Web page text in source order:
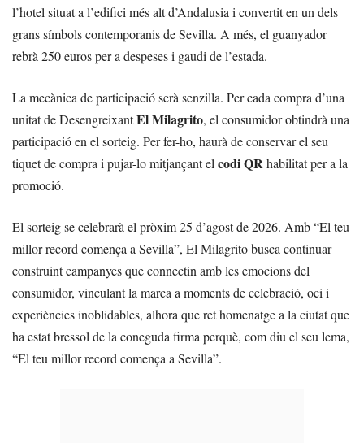
l’hotel situat a l’edifici més alt d’Andalusia i convertit en un dels
grans símbols contemporanis de Sevilla. A més, el guanyador
rebrà 250 euros per a despeses i gaudi de l’estada.
La mecànica de participació serà senzilla. Per cada compra d’una
unitat de DesengreixantEl Milagrito, el consumidor obtindrà una
participació en el sorteig. Per fer-ho, haurà de conservar el seu
tiquet de compra i pujar-lo mitjançant el codi QRhabilitat per a la
promoció.
El sorteig se celebrarà el pròxim 25 d’agost de 2026. Amb “El teu
millor record comença a Sevilla”, El Milagrito busca continuar
construint campanyes que connectin amb les emocions del
consumidor, vinculant la marca a moments de celebració, oci i
experiències inoblidables, alhora que ret homenatge a la ciutat que
ha estat bressol de la coneguda firma perquè, com diu el seu lema,
“El teu millor record comença a Sevilla”.